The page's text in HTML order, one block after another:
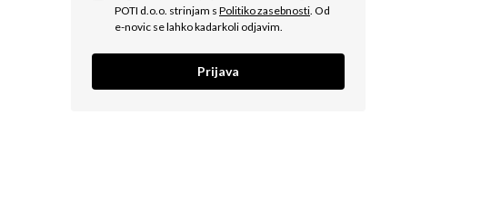
POTI d.o.o. strinjam s Politiko zasebnosti. Od
e-novic se lahko kadarkoli odjavim.
Prijava